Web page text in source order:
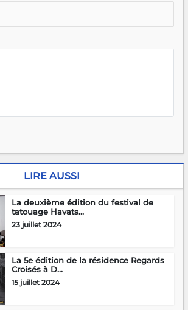
LIRE AUSSI
La deuxième édition du festival de
tatouage Havats...
23 juillet 2024
La 5e édition de la résidence Regards
Croisés à D...
15 juillet 2024